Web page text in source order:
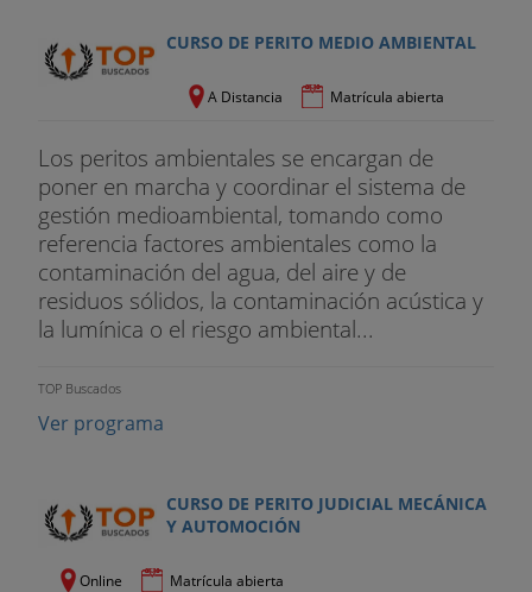
CURSO DE PERITO MEDIO AMBIENTAL
A Distancia Matrícula abierta
Los peritos ambientales se encargan de
poner en marcha y coordinar el sistema de
gestión medioambiental, tomando como
referencia factores ambientales como la
contaminación del agua, del aire y de
residuos sólidos, la contaminación acústica y
la lumínica o el riesgo ambiental...
TOP Buscados
Ver programa
CURSO DE PERITO JUDICIAL MECÁNICA
Y AUTOMOCIÓN
Online Matrícula abierta